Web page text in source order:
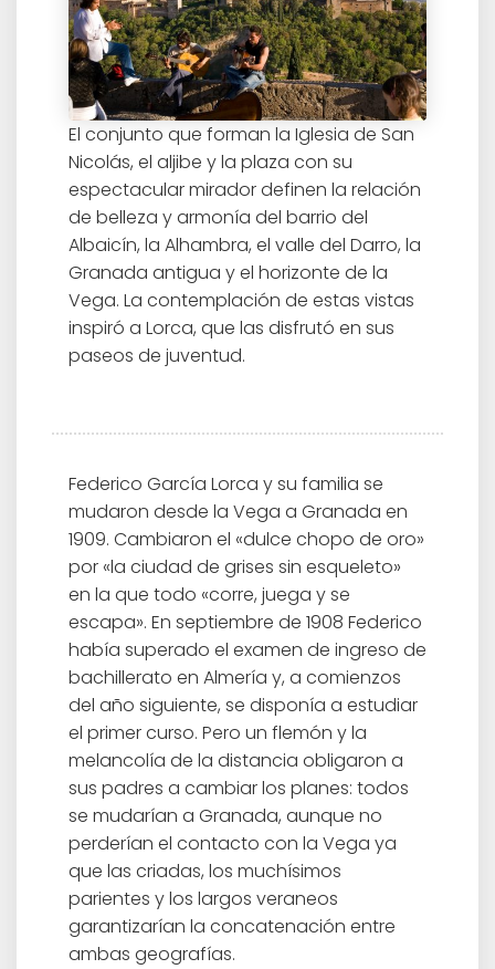
El conjunto que forman la Iglesia de San
Nicolás, el aljibe y la plaza con su
espectacular mirador definen la relación
de belleza y armonía del barrio del
Albaicín, la Alhambra, el valle del Darro, la
Granada antigua y el horizonte de la
Vega. La contemplación de estas vistas
inspiró a Lorca, que las disfrutó en sus
paseos de juventud.
Federico García Lorca y su familia se
mudaron desde la Vega a Granada en
1909. Cambiaron el «dulce chopo de oro»
por «la ciudad de grises sin esqueleto»
en la que todo «corre, juega y se
escapa». En septiembre de 1908 Federico
había superado el examen de ingreso de
bachillerato en Almería y, a comienzos
del año siguiente, se disponía a estudiar
el primer curso. Pero un flemón y la
melancolía de la distancia obligaron a
sus padres a cambiar los planes: todos
se mudarían a Granada, aunque no
perderían el contacto con la Vega ya
que las criadas, los muchísimos
parientes y los largos veraneos
garantizarían la concatenación entre
ambas geografías.